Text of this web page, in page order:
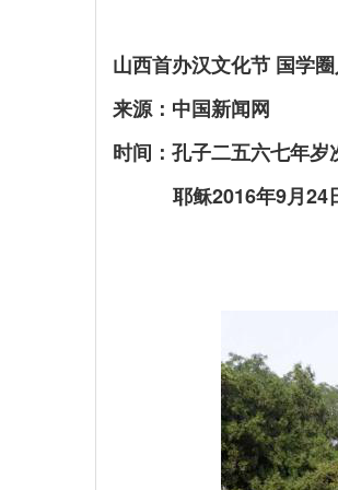
山西首办汉文化节 国学
来源：中国新闻网
时间：孔子二五六七年
耶稣2016年9月24